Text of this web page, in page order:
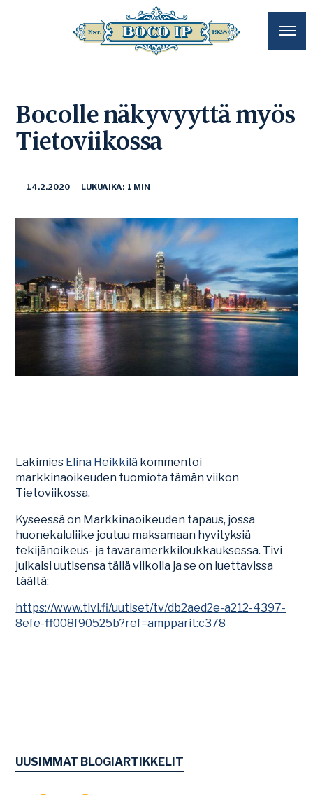
Bocolle näkyvyyttä myös
Tietoviikossa
14.2.2020 LUKUAIKA: 1 MIN
Lakimies Elina Heikkilä kommentoi
markkinaoikeuden tuomiota tämän viikon
Tietoviikossa.
Kyseessä on Markkinaoikeuden tapaus, jossa
huonekaluliike joutuu maksamaan hyvityksiä
tekijänoikeus- ja tavaramerkkiloukkauksessa. Tivi
julkaisi uutisensa tällä viikolla ja se on luettavissa
täältä:
https://www.tivi.fi/uutiset/tv/db2aed2e-a212-4397-
8efe-ff008f90525b?ref=ampparit:c378
UUSIMMAT BLOGIARTIKKELIT